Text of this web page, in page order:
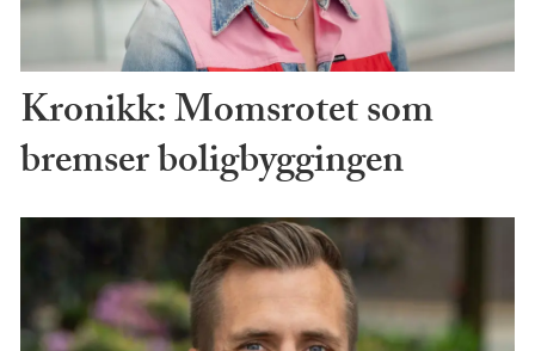
Kronikk: Momsrotet som
bremser boligbyggingen